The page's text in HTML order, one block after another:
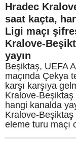
Hradec
saat kaçta,
Ligi maçı
Kralove-
yayın
Beşiktaş, UEFA
maçında Çekya
karşı karşıya
Kralove-
hangi kanalda
Kralove-
eleme turu maçı